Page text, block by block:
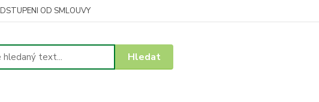
OD SMLOUVY
Hledat